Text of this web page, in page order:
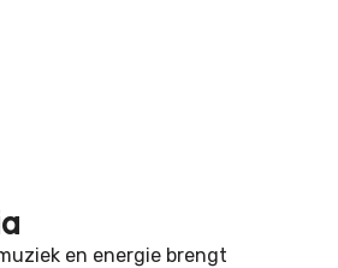
en energie brengt